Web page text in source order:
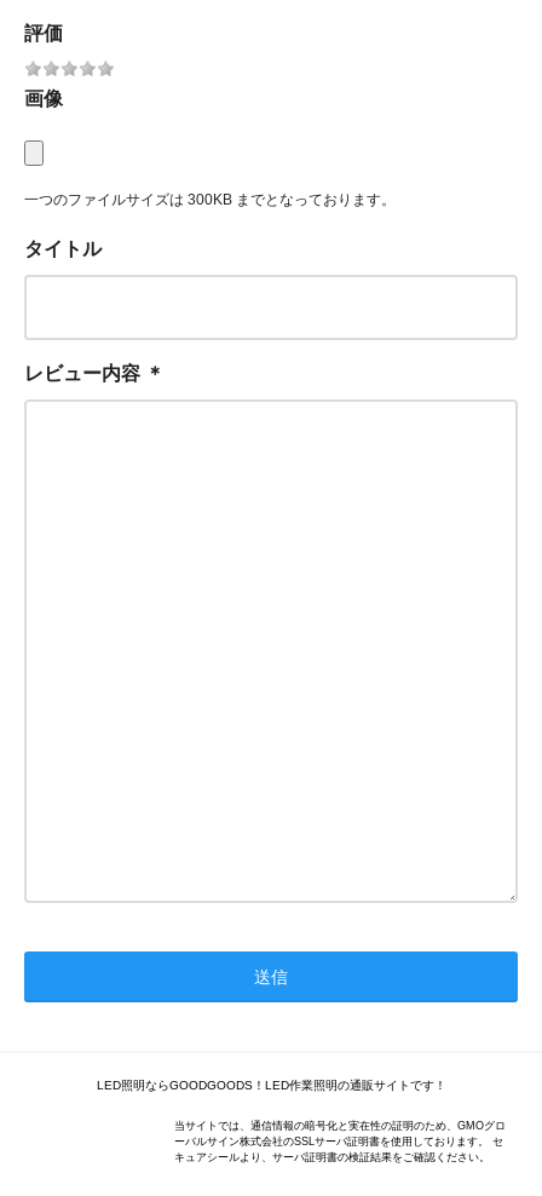
評価
画像
一つのファイルサイズは 300KB までとなっております。
タイトル
レビュー内容 ＊
LED照明ならGOODGOODS！LED作業照明の通販サイトです！
当サイトでは、通信情報の暗号化と実在性の証明のため、GMOグロ
ーバルサイン株式会社のSSLサーバ証明書を使用しております。 セ
キュアシールより、サーバ証明書の検証結果をご確認ください。